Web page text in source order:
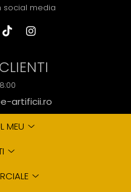
social media
artificii.ro
MEU